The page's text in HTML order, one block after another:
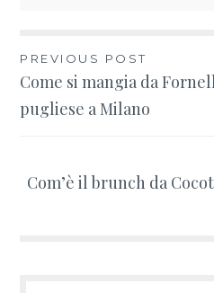
Navigazione
articoli
PREVIOUS POST
Come si mangia da
pugliese a Milano
Com’è il brunch da